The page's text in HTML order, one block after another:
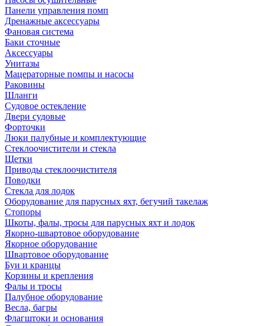
Панели управления помп
Дренажные аксессуары
Фановая система
Баки сточные
Аксессуары
Унитазы
Мацераторные помпы и насосы
Раковины
Шланги
Судовое остекление
Двери судовые
Форточки
Люки палубные и комплектующие
Стеклоочистители и стекла
Щетки
Приводы стеклоочистителя
Поводки
Стекла для лодок
Оборудование для парусных яхт, бегучий такелаж
Стопоры
Шкоты, фалы, тросы для парусных яхт и лодок
Якорно-швартовое оборудование
Якорное оборудование
Швартовое оборудование
Буи и кранцы
Корзины и крепления
Фалы и тросы
Палубное оборудование
Весла, багры
Флагштоки и основания